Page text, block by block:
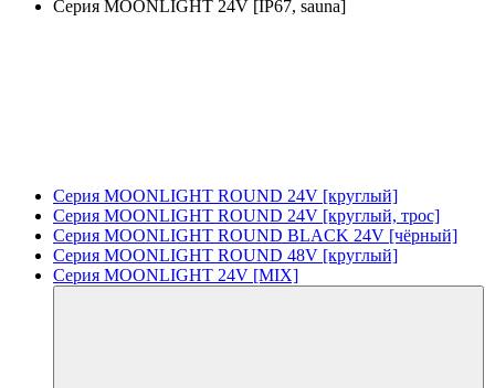
Серия MOONLIGHT 24V [IP67, sauna]
Серия MOONLIGHT ROUND 24V [круглый]
Серия MOONLIGHT ROUND 24V [круглый, трос]
Серия MOONLIGHT ROUND BLACK 24V [чёрный]
Серия MOONLIGHT ROUND 48V [круглый]
Серия MOONLIGHT 24V [MIX]